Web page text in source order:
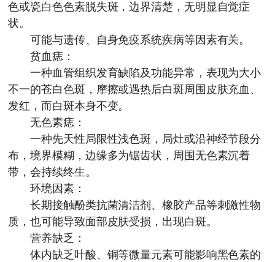
色或瓷白色色素脱失斑，边界清楚，无明显自觉症
状。
可能与遗传、自身免疫系统疾病等因素有关。
贫血痣：
一种血管组织发育缺陷及功能异常，表现为大小
不一的苍白色斑，摩擦或遇热后白斑周围皮肤充血、
发红，而白斑本身不变。
无色素痣：
一种先天性局限性浅色斑，局灶或沿神经节段分
布，境界模糊，边缘多为锯齿状，周围无色素沉着
带，会持续终生。
环境因素：
长期接触酚类抗菌清洁剂、橡胶产品等刺激性物
质，也可能导致面部皮肤受损，出现白斑。
营养缺乏：
体内缺乏叶酸、铜等微量元素可能影响黑色素的